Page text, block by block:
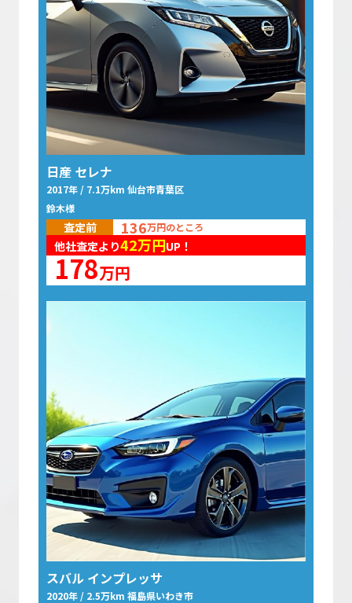
日産 セレナ
2017年 / 7.1万km 仙台市青葉区
鈴木様
査定前 136万円のところ
他社査定より42万円UP！
178万円
スバル インプレッサ
2020年 / 2.5万km 福島県いわき市